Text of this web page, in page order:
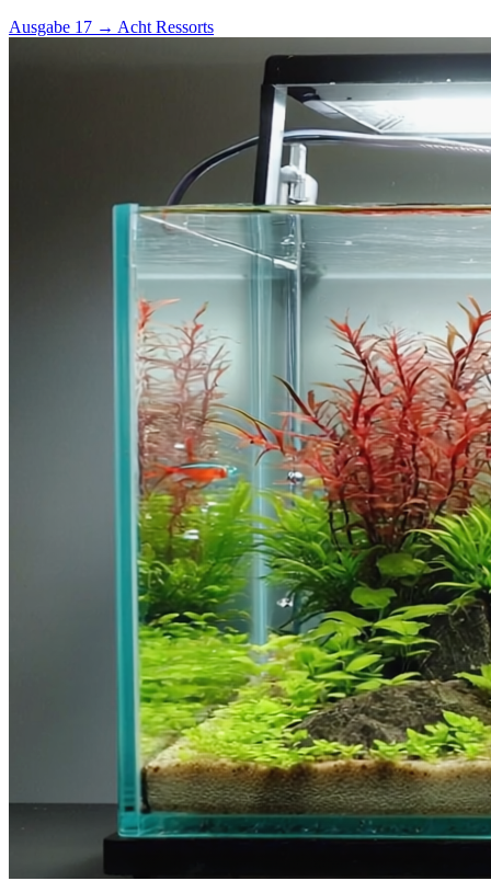
Ausgabe 17 → Acht Ressorts